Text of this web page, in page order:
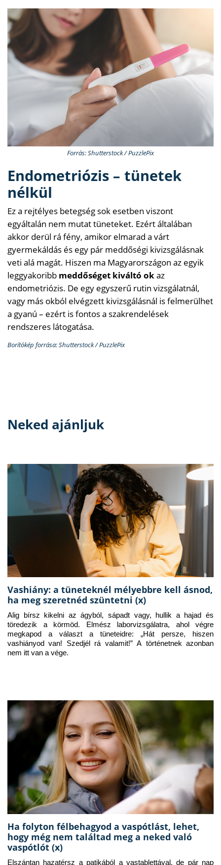
Forrás: Shutterstock / PuzzlePix
Endometriózis – tünetek
nélkül
Ez a rejtélyes betegség sok esetben viszont
egyáltalán nem mutat tüneteket. Ezért általában
akkor derül rá fény, amikor elmarad a várt
gyermekáldás és egy pár meddőségi kivizsgálásnak
veti alá magát. Hiszen ma Magyarországon az egyik
leggyakoribb meddőséget kiváltó ok az
endometriózis. De egy egyszerű rutin vizsgálatnál,
vagy más okból elvégzett kivizsgálásnál is felmerülhet
a gyanú – ezért is fontos a szakrendelések
rendszeres látogatása.
Borítókép forrása: Shutterstock / PuzzlePix
Neked ajánljuk
Vashiány: a tüneteknél mélyebbre kell ásnod,
ha meg szeretnéd szüntetni (x)
Alig bírsz kikelni az ágyból, sápadt vagy, hullik a hajad és
töredezik a körmöd. Elmész laborvizsgálatra, ahol végre
megkapod a választ a tüneteidre: „Hát persze, hiszen
vashiányod van! Szedjél rá valamit!” A történetnek azonban
nem itt van a vége.
Ha folyton félbehagyod a vaspótlást, lehet,
hogy még nem találtad meg a neked való
vaspótlót (x)
Elszántan hazatérsz a patikából a vastablettával, de pár nap